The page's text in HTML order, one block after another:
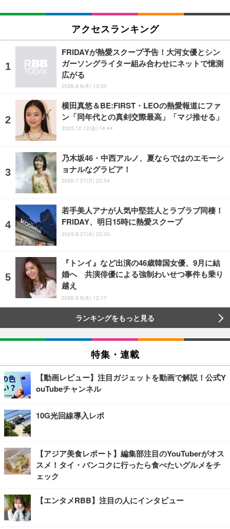
アクセスランキング
FRIDAYが熱愛スクープ予告！大河女優とシン
ガーソングライター組み合わせにネットで憶測
広がる
2026.8.6(木) 13:00
横田真悠＆BE:FIRST・LEOの熱愛報道にファ
ン「同年代との真剣交際最高」「マジ推せる」
2025.12.12(金) 18:44
乃木坂46・中西アルノ、夏ならではのエモーシ
ョナルなグラビア！
2026.7.27(月) 22:54
若手美人アナが人気中堅芸人とラブラブ同棲！
FRIDAY、明日15時に熱愛スクープ
2025.8.27(水) 22:20
『トンイ』など出演の46歳韓国女優、9月に結
婚へ 共演俳優による強制わいせつ事件も乗り
越え
2026.8.6(木) 12:17
ランキングをもっと見る
特集・連載
【動画レビュー】注目ガジェットを動画で解説！公式Y
ouTubeチャンネル
10G光回線導入レポ
【アジア美食レポート】編集部注目のYouTuberがオス
スメ！タイ・バンコクに行ったら食べたいグルメをチ
ェック
【エンタメRBB】注目の人にインタビュー